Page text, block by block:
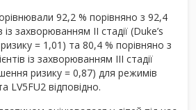
92,2 % порівняно з 92,4
із захворюванням II стадії (Duke’s
= 1,01) та 80,4 % порівняно з
із захворюванням IIІ стадії
ризику = 0,87) для режимів
LV5FU2 відповідно.